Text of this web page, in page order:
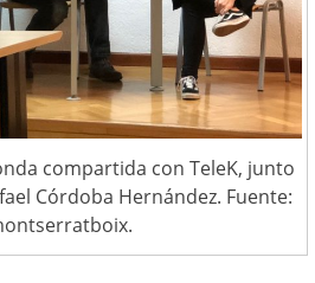
compartida con TeleK, junto
Córdoba Hernández. Fuente: